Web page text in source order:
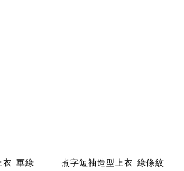
衣-軍綠 煮字短袖造型上衣-綠條紋